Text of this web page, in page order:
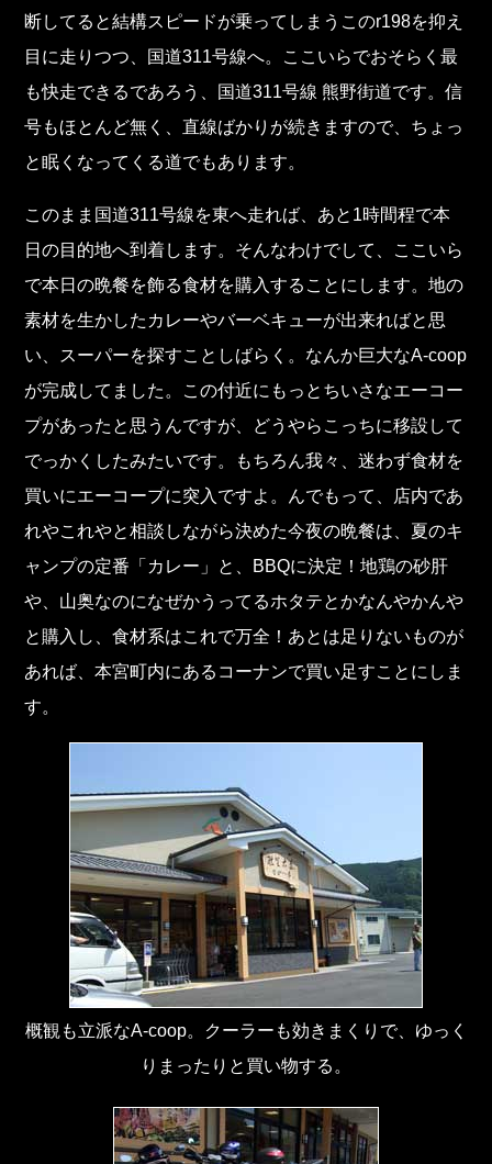
断してると結構スピードが乗ってしまうこのr198を抑え
目に走りつつ、国道311号線へ。ここいらでおそらく最
も快走できるであろう、国道311号線 熊野街道です。信
号もほとんど無く、直線ばかりが続きますので、ちょっ
と眠くなってくる道でもあります。
このまま国道311号線を東へ走れば、あと1時間程で本
日の目的地へ到着します。そんなわけでして、ここいら
で本日の晩餐を飾る食材を購入することにします。地の
素材を生かしたカレーやバーベキューが出来ればと思
い、スーパーを探すことしばらく。なんか巨大なA-coop
が完成してました。この付近にもっとちいさなエーコー
プがあったと思うんですが、どうやらこっちに移設して
でっかくしたみたいです。もちろん我々、迷わず食材を
買いにエーコープに突入ですよ。んでもって、店内であ
れやこれやと相談しながら決めた今夜の晩餐は、夏のキ
ャンプの定番「カレー」と、BBQに決定！地鶏の砂肝
や、山奥なのになぜかうってるホタテとかなんやかんや
と購入し、食材系はこれで万全！あとは足りないものが
あれば、本宮町内にあるコーナンで買い足すことにしま
す。
概観も立派なA-coop。クーラーも効きまくりで、ゆっく
りまったりと買い物する。